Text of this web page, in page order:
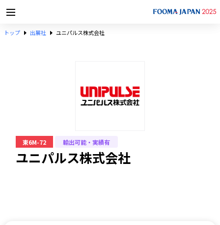
トップ 出展社 ユニパルス株式会社
東6M-72 輸出可能・実績有
ユニパルス株式会社